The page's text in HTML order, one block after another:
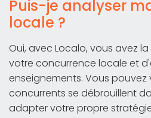
Puis-je analyser
locale ?
Oui, avec Localo, vous avez
votre concurrence locale et
enseignements. Vous
concurrents se débrouillent
adapter votre propre